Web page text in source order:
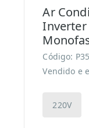
Ar
Inverter
Código:
Vendido e
220V